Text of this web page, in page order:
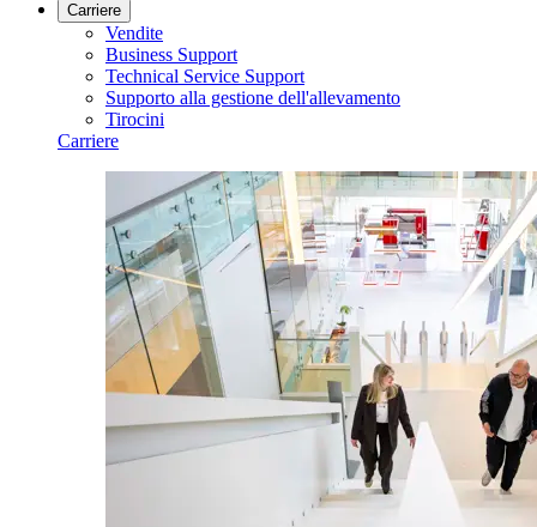
Carriere
Vendite
Business Support
Technical Service Support
Supporto alla gestione dell'allevamento
Tirocini
Carriere